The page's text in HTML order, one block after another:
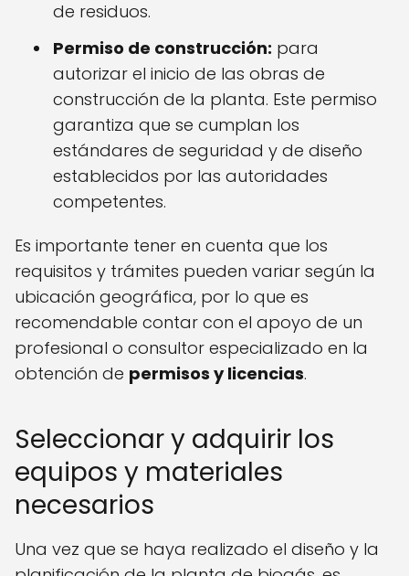
de residuos.
Permiso de construcción: para
autorizar el inicio de las obras de
construcción de la planta. Este permiso
garantiza que se cumplan los
estándares de seguridad y de diseño
establecidos por las autoridades
competentes.
Es importante tener en cuenta que los
requisitos y trámites pueden variar según la
ubicación geográfica, por lo que es
recomendable contar con el apoyo de un
profesional o consultor especializado en la
obtención de permisos y licencias.
Seleccionar y adquirir los
equipos y materiales
necesarios
Una vez que se haya realizado el diseño y la